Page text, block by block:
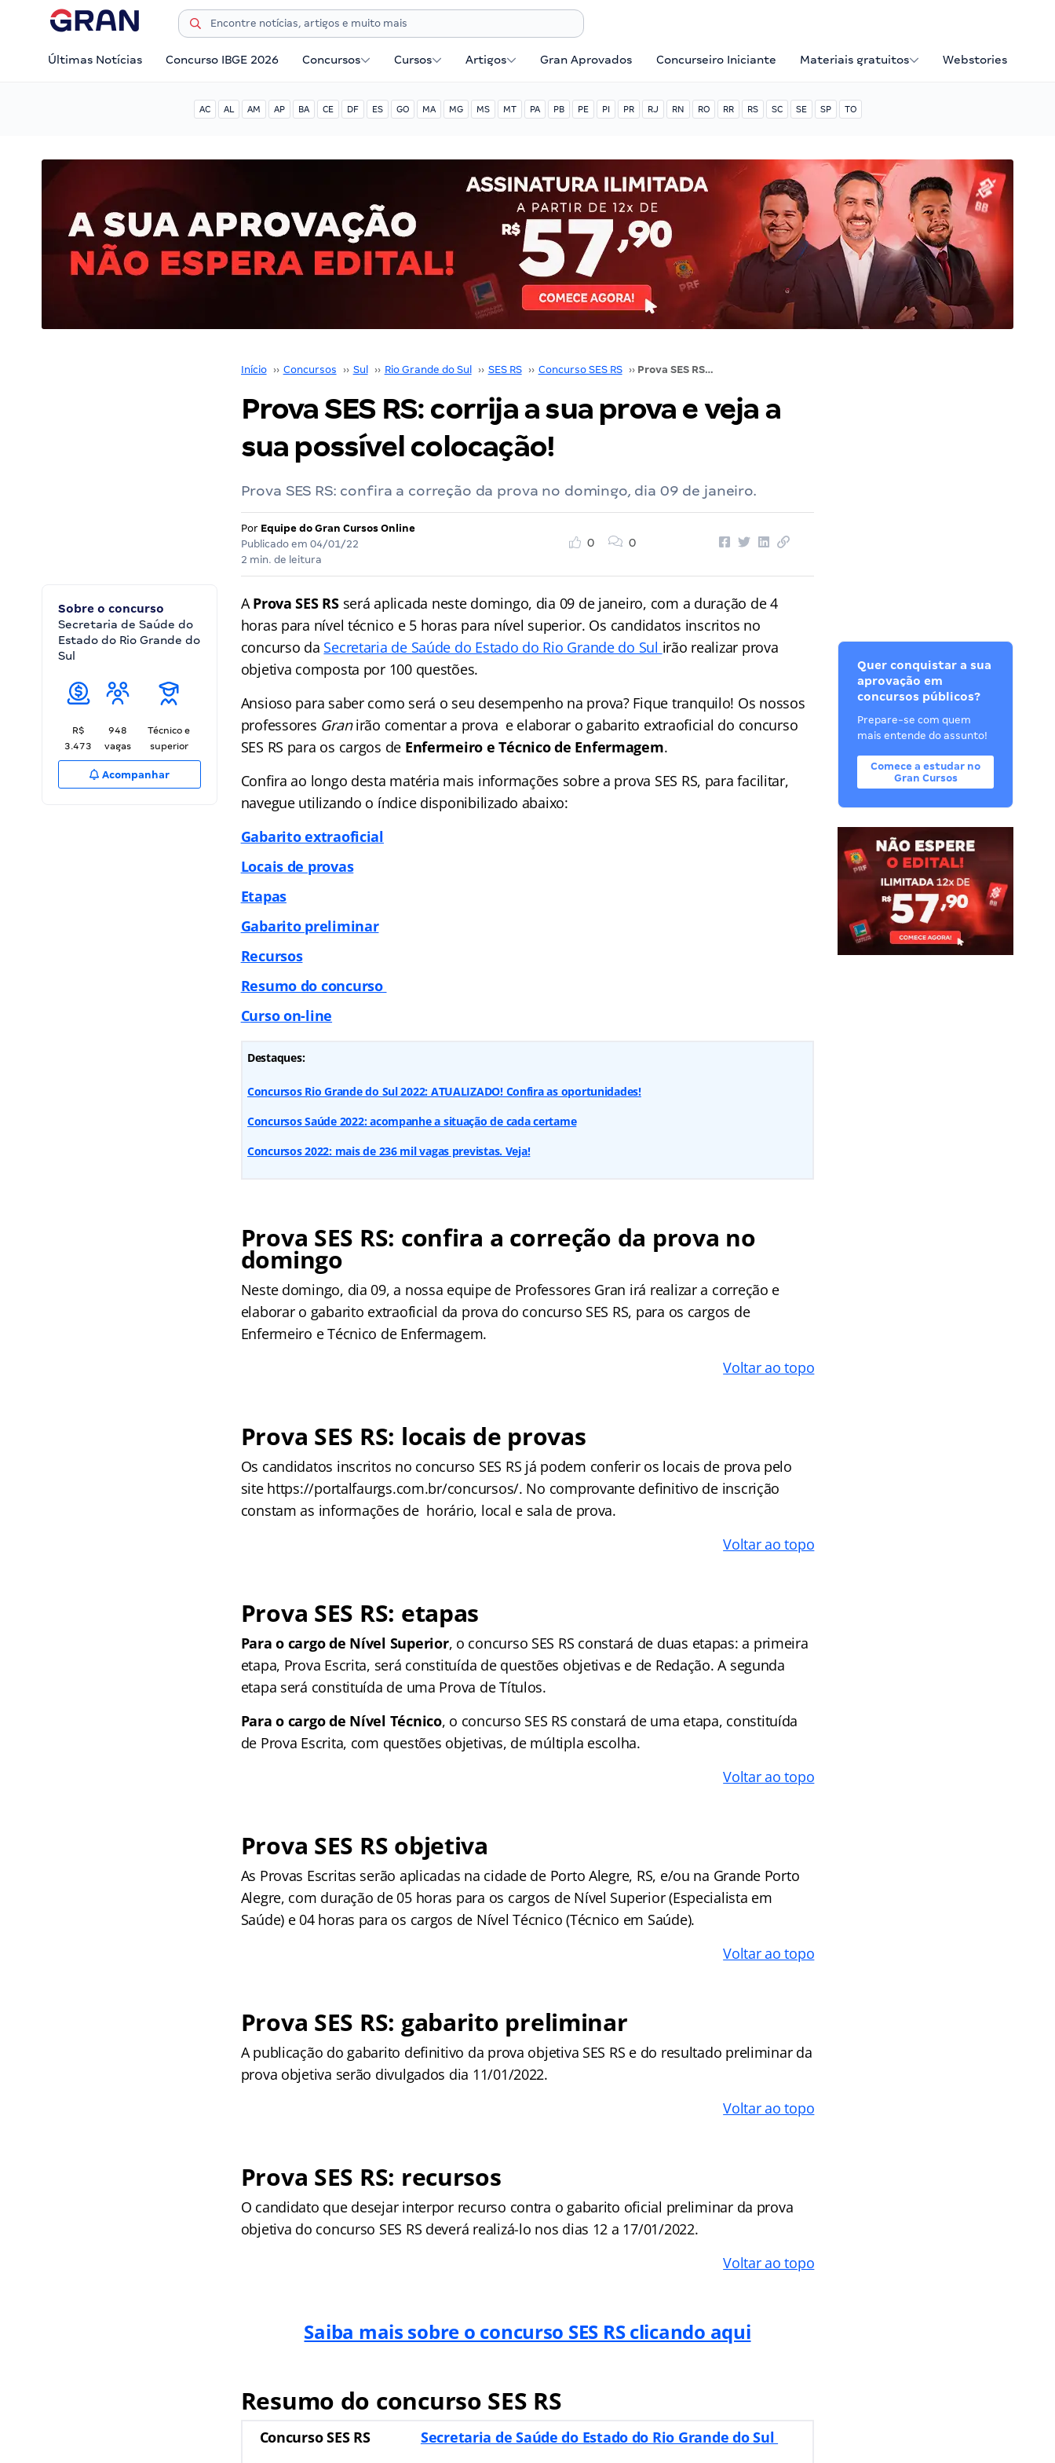
Últimas Notícias Concurso IBGE 2026 Concursos Cursos Artigos Gran Aprovados Concurseiro Iniciante Materiais gratuitos Webstories
AC AL AM AP BA CE DF ES GO MA MG MS MT PA PB PE PI PR RJ RN RO RR RS SC SE SP TO
Início ›› Concursos ›› Sul ›› Rio Grande do Sul ›› SES RS ›› Concurso SES RS ›› Prova SES RS: corrija a sua prova e veja a sua possível colocação!
Prova SES RS: corrija a sua prova e veja a
sua possível colocação!
Prova SES RS: confira a correção da prova no domingo, dia 09 de janeiro.
Por Equipe do Gran Cursos Online
Publicado em 04/01/22
2 min. de leitura
0 0
Sobre o concurso
Secretaria de Saúde do
Estado do Rio Grande do
Sul
R$
3.473
948
vagas
Técnico e
superior
Acompanhar
AProva SES RSserá aplicada neste domingo, dia 09 de janeiro, com a duração de 4
horas para nível técnico e 5 horas para nível superior. Os candidatos inscritos no
concurso da Secretaria de Saúde do Estado do Rio Grande do Sul irão realizar prova
objetiva composta por 100 questões.
Ansioso para saber como será o seu desempenho na prova? Fique tranquilo! Os nossos
professores Granirão comentar a prova e elaborar o gabarito extraoficial do concurso
SES RS para os cargos de Enfermeiro e Técnico de Enfermagem.
Confira ao longo desta matéria mais informações sobre a prova SES RS, para facilitar,
navegue utilizando o índice disponibilizado abaixo:
Gabarito extraoficial
Locais de provas
Etapas
Gabarito preliminar
Recursos
Resumo do concurso
Curso on-line
Destaques:
Concursos Rio Grande do Sul 2022: ATUALIZADO! Confira as oportunidades!
Concursos Saúde 2022: acompanhe a situação de cada certame
Concursos 2022: mais de 236 mil vagas previstas. Veja!
Prova SES RS: confira a correção da prova no
domingo
Neste domingo, dia 09, a nossa equipe de Professores Gran irá realizar a correção e
elaborar o gabarito extraoficial da prova do concurso SES RS, para os cargos de
Enfermeiro e Técnico de Enfermagem.
Voltar ao topo
Prova SES RS: locais de provas
Os candidatos inscritos no concurso SES RS já podem conferir os locais de prova pelo
site https://portalfaurgs.com.br/concursos/. No comprovante definitivo de inscrição
constam as informações de horário, local e sala de prova.
Voltar ao topo
Prova SES RS: etapas
Para o cargo de Nível Superior, o concurso SES RS constará de duas etapas: a primeira
etapa, Prova Escrita, será constituída de questões objetivas e de Redação. A segunda
etapa será constituída de uma Prova de Títulos.
Para o cargo de Nível Técnico, o concurso SES RS constará de uma etapa, constituída
de Prova Escrita, com questões objetivas, de múltipla escolha.
Voltar ao topo
Prova SES RS objetiva
As Provas Escritas serão aplicadas na cidade de Porto Alegre, RS, e/ou na Grande Porto
Alegre, com duração de 05 horas para os cargos de Nível Superior (Especialista em
Saúde) e 04 horas para os cargos de Nível Técnico (Técnico em Saúde).
Voltar ao topo
Prova SES RS: gabarito preliminar
A publicação do gabarito definitivo da prova objetiva SES RS e do resultado preliminar da
prova objetiva serão divulgados dia 11/01/2022.
Voltar ao topo
Prova SES RS: recursos
O candidato que desejar interpor recurso contra o gabarito oficial preliminar da prova
objetiva do concurso SES RS deverá realizá-lo nos dias 12 a 17/01/2022.
Voltar ao topo
Saiba mais sobre o concurso SES RS clicando aqui
Resumo do concurso SES RS
Concurso SES RS Secretaria de Saúde do Estado do Rio Grande do Sul
Quer conquistar a sua
aprovação em
concursos públicos?
Prepare-se com quem
mais entende do assunto!
Comece a estudar no
Gran Cursos